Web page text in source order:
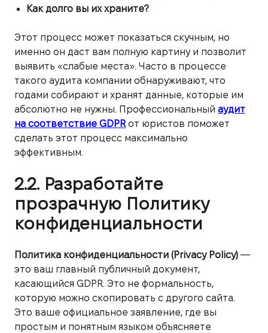
Как долго вы их храните?
Этот процесс может показаться скучным, но
именно он даст вам полную картину и позволит
выявить «слабые места». Часто в процессе
такого аудита компании обнаруживают, что
годами собирают и хранят данные, которые им
абсолютно не нужны. Профессиональный аудит
на соответствие GDPR от юристов поможет
сделать этот процесс максимально
эффективным.
2.2. Разработайте
прозрачную Политику
конфиденциальности
Политика конфиденциальности (Privacy Policy) —
это ваш главный публичный документ,
касающийся GDPR. Это не формальность,
которую можно скопировать с другого сайта.
Это ваше официальное заявление, где вы
простым и понятным языком объясняете